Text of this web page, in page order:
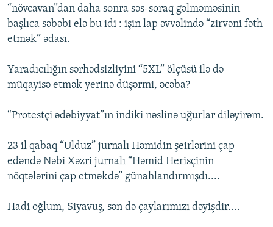
“növcavan”dan daha sonra səs-soraq gəlməməsinin
başlıca səbəbi elə bu idi : işin lap əvvəlində “zirvəni fəth
etmək” ədası.
Yaradıcılığın sərhədsizliyini “5XL” ölçüsü ilə də
müqayisə etmək yerinə düşərmi, əcəba?
“Protestçi ədəbiyyat”ın indiki nəslinə uğurlar diləyirəm.
23 il qabaq “Ulduz” jurnalı Həmidin şeirlərini çap
edəndə Nəbi Xəzri jurnalı “Həmid Herisçinin
nöqtələrini çap etməkdə” günahlandırmışdı....
Hadi oğlum, Siyavuş, sən də çaylarımızı dəyişdir....